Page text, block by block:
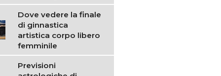
Dove vedere la finale
di ginnastica
artistica corpo libero
femminile
Previsioni